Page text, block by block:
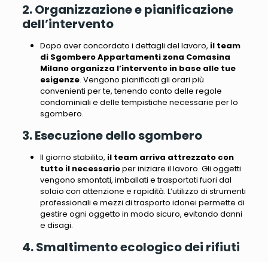
2. Organizzazione e pianificazione
dell’intervento
Dopo aver concordato i dettagli del lavoro, il team
di Sgombero Appartamenti zona Comasina
Milano organizza l’intervento in base alle tue
esigenze. Vengono pianificati gli orari più
convenienti per te, tenendo conto delle regole
condominiali e delle tempistiche necessarie per lo
sgombero.
3. Esecuzione dello sgombero
Il giorno stabilito, il team arriva attrezzato con
tutto il necessarioper iniziare il lavoro. Gli oggetti
vengono smontati, imballati e trasportati fuori dal
solaio con attenzione e rapidità. L’utilizzo di strumenti
professionali e mezzi di trasporto idonei permette di
gestire ogni oggetto in modo sicuro, evitando danni
e disagi.
4. Smaltimento ecologico dei rifiuti